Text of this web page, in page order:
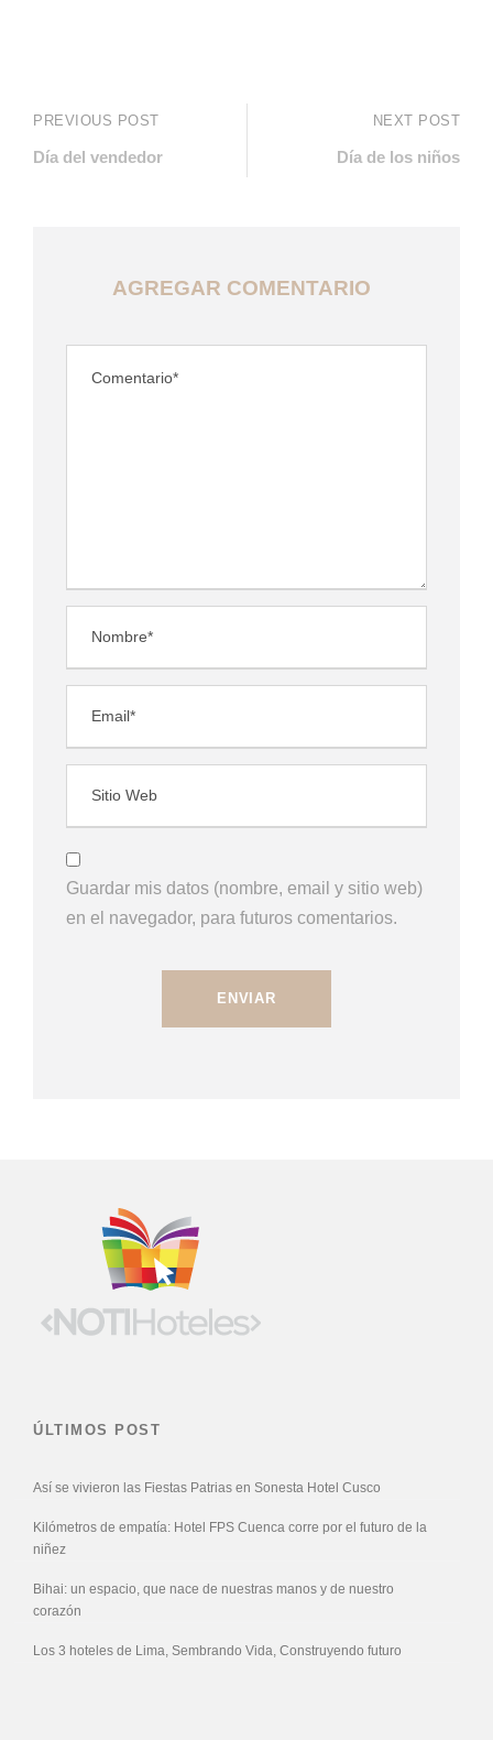
PREVIOUS POST
Día del vendedor
NEXT POST
Día de los niños
AGREGAR COMENTARIO
Guardar mis datos (nombre, email y sitio web)
en el navegador, para futuros comentarios.
ÚLTIMOS POST
Así se vivieron las Fiestas Patrias en Sonesta Hotel Cusco
Kilómetros de empatía: Hotel FPS Cuenca corre por el futuro de la
niñez
Bihai: un espacio, que nace de nuestras manos y de nuestro
corazón
Los 3 hoteles de Lima, Sembrando Vida, Construyendo futuro